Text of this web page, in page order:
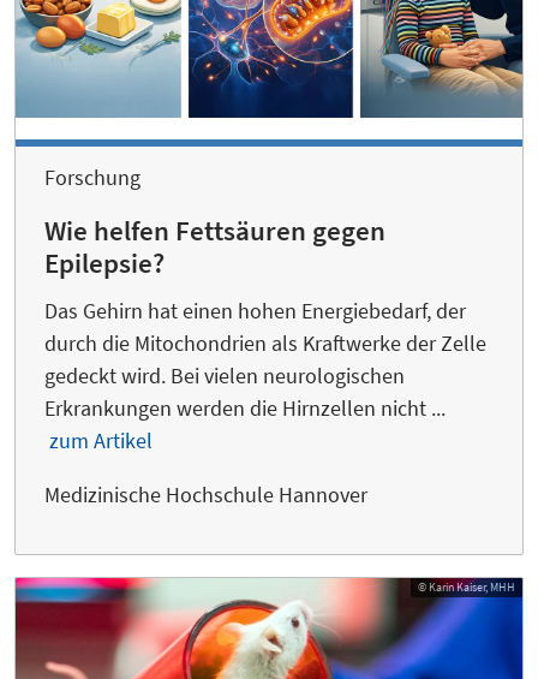
Forschung
Wie helfen Fettsäuren gegen
Epilepsie?
Das Gehirn hat einen hohen Energiebedarf, der
durch die Mitochondrien als Kraftwerke der Zelle
gedeckt wird. Bei vielen neurologischen
Erkrankungen werden die Hirnzellen nicht ...
zum Artikel
Medizinische Hochschule Hannover
© Karin Kaiser, MHH